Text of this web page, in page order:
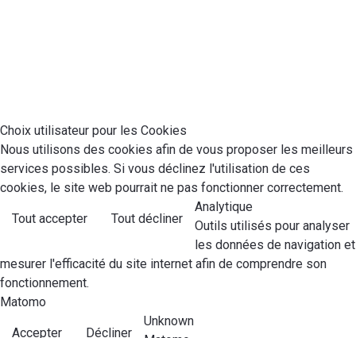
Choix utilisateur pour les Cookies
Nous utilisons des cookies afin de vous proposer les meilleurs
services possibles. Si vous déclinez l'utilisation de ces
cookies, le site web pourrait ne pas fonctionner correctement.
Tout accepter Tout décliner
Analytique
Outils utilisés pour analyser
les données de navigation et
mesurer l'efficacité du site internet afin de comprendre son
fonctionnement.
Matomo
Accepter Décliner
Unknown